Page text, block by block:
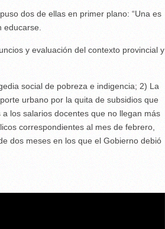
dos de ellas en primer plano: “Una es
educarse.
y evaluación del contexto provincial y
social de pobreza e indigencia; 2) La
urbano por la quita de subsidios que
los salarios docentes que no llegan más
correspondientes al mes de febrero,
dos meses en los que el Gobierno debió